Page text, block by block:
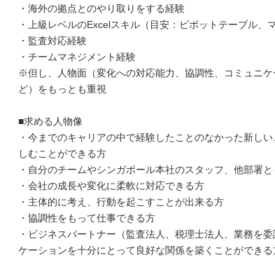
・海外の拠点とのやり取りをする経験
・上級レベルのExcelスキル（目安：ピボットテーブル、
・監査対応経験
・チームマネジメント経験
※但し、人物面（変化への対応能力、協調性、コミュニ
ど）をもっとも重視
■求める人物像
・今までのキャリアの中で経験したことのなかった新し
しむことができる方
・自分のチームやシンガポール本社のスタッフ、他部署
・会社の成長や変化に柔軟に対応できる方
・主体的に考え、行動を起こすことが出来る方
・協調性をもって仕事できる方
・ビジネスパートナー（監査法人、税理士法人、業務を
ケーションを十分にとって良好な関係を築くことができる